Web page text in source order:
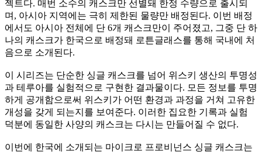
젝트다. 매번 소수의 캐스크만 선별돼 한정 수량으로 출시되
며, 아시아 지역에는 극히 제한된 물량만 배정된다. 이번 배정
에서도 아시아 전체에 단 6개 캐스크만이 주어졌고, 그중 단 하
나의 캐스크가 한국으로 배정돼 로튼글래스를 통해 국내에 처
음으로 소개된다.
이 시리즈는 단순한 싱글 캐스크를 넘어 위스키 생산의 투명성
과 테루아를 실험적으로 구현한 결과물이다. 모든 정보를 투명
하게 공개함으로써 위스키가 어떤 환경과 과정을 거쳐 고유한
개성을 갖게 되는지를 보여준다. 이러한 집요한 기록과 실험
덕분에 동일한 사양의 캐스크는 다시는 만들어질 수 없다.
이번에 한국에 소개되는 마이크로 프로비넌스 싱글 캐스크는